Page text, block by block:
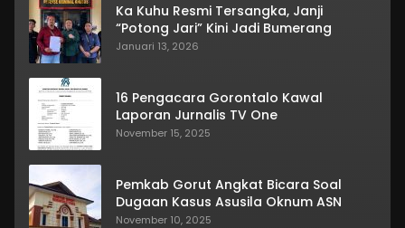
Ka Kuhu Resmi Tersangka, Janji
“Potong Jari” Kini Jadi Bumerang
Januari 13, 2026
16 Pengacara Gorontalo Kawal
Laporan Jurnalis TV One
November 15, 2025
Pemkab Gorut Angkat Bicara Soal
Dugaan Kasus Asusila Oknum ASN
November 10, 2025